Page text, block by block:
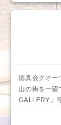
徳真会クオー
山の街を一望
GALLERY」